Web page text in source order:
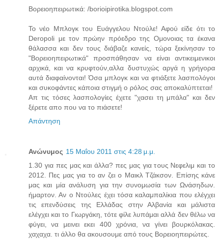
Βορειοηπειρωτικά: /borioipirotika.blogspot.com
Το νέο Μπλογκ του Ευάγγελου Ντούλε! Αφού είδε ότι το
Deropoli με τον πρώην πρόεδρο της Ομονοιας τα έκανα
θάλασσα και δεν τους διάβαζε κανείς, τώρα ξεκίνησαν το
"Βορειοηπειρωτικά" προσπάθησαν να είναι αντικειμενικοι
αρχικά, και να κρυφτούν,αλλα δυστυχώς αργά η γρήγορα
αυτά διαφαίνονται! Όσα μπλογκ και να φτιάξετε λασπολόγοι
και συκοφάντες κάποια στιγμή ο ρόλος σας αποκαλύπτεται!
Απ τις τόσες λασπολογίες έχετε "χασει τη μπάλα" και δεν
ξέρετε απο που να το πιάσετε!
Απάντηση
Ανώνυμος 15 Μαΐου 2011 στις 4:28 μ.μ.
1.30 για πες μας και άλλα? πες μας για τους Νεφελιμ και το
2012. Πες μας για το αν ζει ο Μαικλ Τζάκσον. Επίσης κάνε
μας και μία ανάλυση για την συνομωσία των Ωνάσηδων.
ήμαρτον. Αν ο Ντούλες έχει τόσα καλαμπαλίκια που ελέγχει
τις επενδύσεις της Ελλάδας στην Αλβανία και μάλιστα
ελέγχει και το Γιωργάκη, τότε φίλε λυπάμαι αλλά δεν θέλω να
φύγει, να μεινει εκει 400 χρόνια, να γίνει βουρκόλακας.
χαχαχα. τι άλλο θα ακουσουμε από τους Βορειοηπειρώτες.